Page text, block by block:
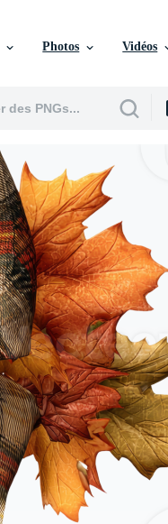
Photos Vidéos